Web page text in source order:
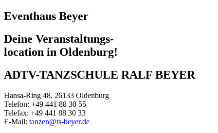
Eventhaus Beyer
Deine Veranstaltungs-
location in Oldenburg!
ADTV-TANZSCHULE RALF BEYER
Hansa-Ring 48, 26133 Oldenburg
Telefon: +49 441 88 30 55
Telefax: +49 441 88 30 33
E-Mail: tanzen@ts-beyer.de